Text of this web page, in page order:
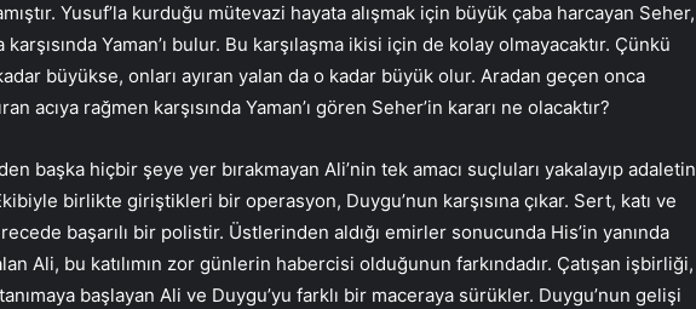
Yusuf’la kurduğu mütevazi hayata alışmak için büyük çaba harcayan Seher,
karşısında Yaman’ı bulur. Bu karşılaşma ikisi için de kolay olmayacaktır. Çünkü
büyükse, onları ayıran yalan da o kadar büyük olur. Aradan geçen onca
acıya rağmen karşısında Yaman’ı gören Seher’in kararı ne olacaktır?
başka hiçbir şeye yer bırakmayan Ali’nin tek amacı suçluları yakalayıp adaletin
birlikte giriştikleri bir operasyon, Duygu’nun karşısına çıkar. Sert, katı ve
başarılı bir polistir. Üstlerinden aldığı emirler sonucunda His’in yanında
Ali, bu katılımın zor günlerin habercisi olduğunun farkındadır. Çatışan işbirliği,
başlayan Ali ve Duygu’yu farklı bir maceraya sürükler. Duygu’nun gelişi